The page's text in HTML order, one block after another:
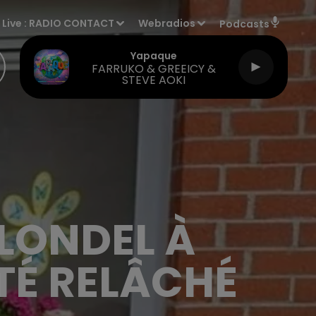
Live : RADIO CONTACT Webradios Podcasts
Yapaque
FARRUKO & GREEICY &
STEVE AOKI
À
RELÂCHÉ